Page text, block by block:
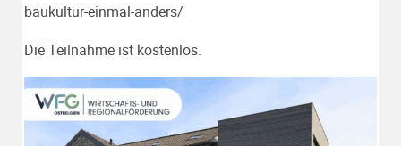
baukultur-einmal-anders/
Die Teilnahme ist kostenlos.